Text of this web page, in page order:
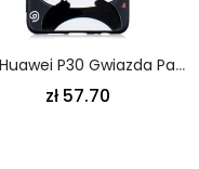
Etui Huawei P30 Gwiazda Pandy
zł 57.70